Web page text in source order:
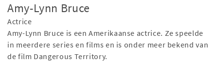
Amy-Lynn Bruce
Actrice
Amy-Lynn Bruce is een Amerikaanse actrice. Ze speelde
in meerdere series en films en is onder meer bekend van
de film Dangerous Territory.